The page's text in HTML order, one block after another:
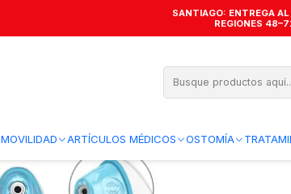
MOVILIDAD ARTÍCULOS MÉDICOS OSTOMÍA
SANTIAGO: ENTREGA
REGIONES
Termómetro Infrarrojo -